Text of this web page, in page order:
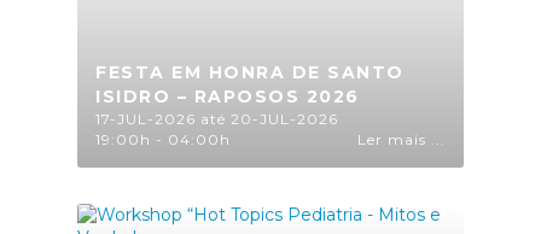
FESTA EM HONRA DE SANTO
ISIDRO – RAPOSOS 2026
17-JUL-2026 até 20-JUL-2026
19:00h - 04:00h
Ler mais ...